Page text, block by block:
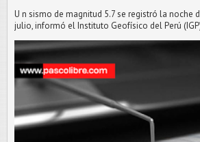
U n sismo de magnitud 5.7 se registró la noche
julio, informó el Instituto Geofísico del Perú